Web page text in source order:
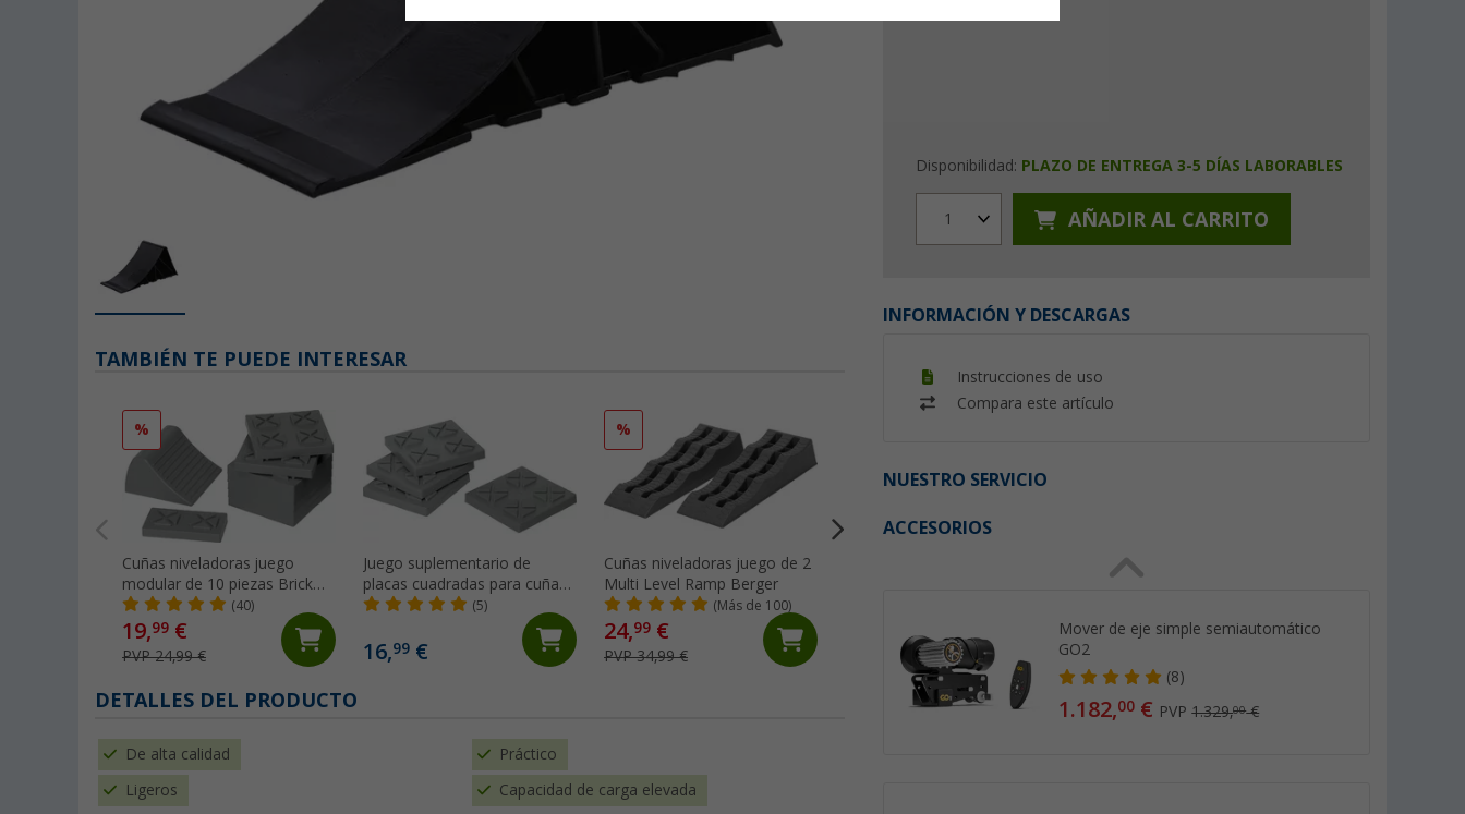
Disponibilidad: PLAZO DE ENTREGA 3-5 DÍAS LABORABLES
1 AÑADIR AL CARRITO
INFORMACIÓN Y DESCARGAS
Instrucciones de uso
Compara este artículo
NUESTRO SERVICIO
ACCESORIOS
Mover de eje simple semiautomático
GO2
(8)
1.182,00 € PVP1.329,00€
TAMBIÉN TE PUEDE INTERESAR
%
Cuñas niveladoras juego
modular de 10 piezas Brick
Leveler Berger (40)
19,99 €
PVP 24,99 €
Juego suplementario de
placas cuadradas para cuñas
niveladoras Square Plates
(5)
16,99 €
%
Cuñas niveladoras juego de 2
Multi Level Ramp Berger
(Más de 100)
24,99 €
PVP 34,99 €
130,- €
PVP 149,- €
Escalón doble Berger
24,99€
PVP 29,99 €
DETALLES DEL PRODUCTO
De alta calidad Práctico
Ligeros Capacidad de carga elevada